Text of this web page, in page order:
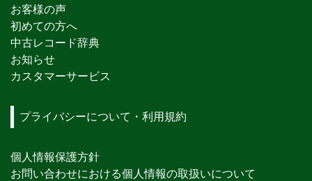
お客様の声
初めての方へ
中古レコード辞典
お知らせ
カスタマーサービス
プライバシーについて・利用規約
個人情報保護方針
お問い合わせにおける個人情報の取扱いについて